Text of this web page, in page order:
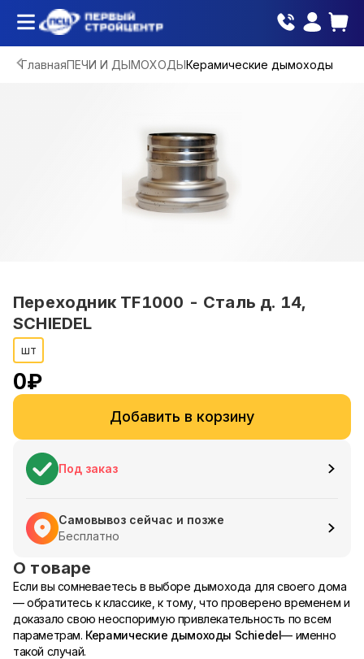
ГлавнаяПЕЧИ И ДЫМОХОДЫКерамические дымоходы
Переходник TF1000 - Сталь д. 14,
SCHIEDEL
шт
0₽
Добавить в корзину
Под заказ
Самовывоз сейчас и позже
Бесплатно
О товаре
Если вы сомневаетесь в выборе дымохода для своего дома
— обратитесь к классике, к тому, что проверено временем и
доказало свою неоспоримую привлекательность по всем
параметрам. Керамические дымоходы Schiedel— именно
такой случай.